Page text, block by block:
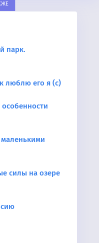
парк.
люблю его я (с)
силы на озере